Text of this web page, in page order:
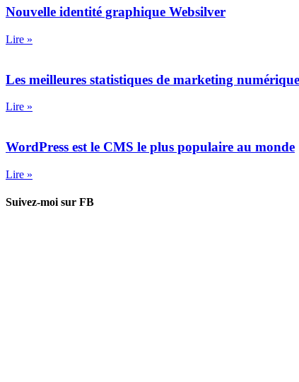
Nouvelle identité graphique Websilver
Lire »
Les meilleures statistiques de marketing
Lire »
WordPress est le CMS le plus populaire au monde
Lire »
Suivez-moi sur FB